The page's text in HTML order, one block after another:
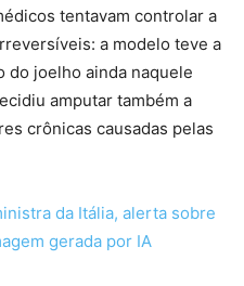
tentavam controlar a
a modelo teve a
do joelho ainda naquele
amputar também a
crônicas causadas pelas
da Itália, alerta sobre
gerada por IA